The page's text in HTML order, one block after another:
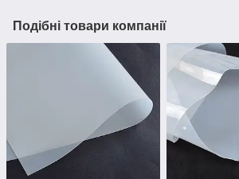
Подібні товари компанії